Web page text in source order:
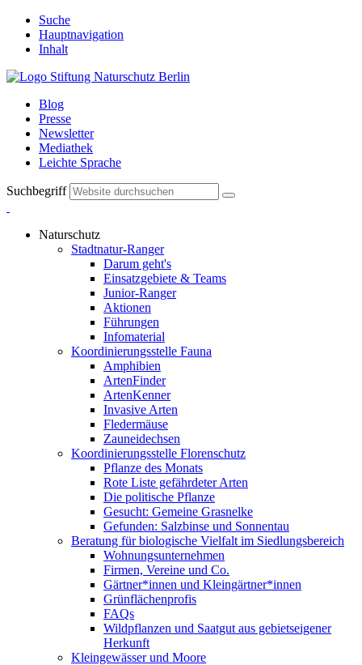
Suche
Hauptnavigation
Inhalt
Blog
Presse
Newsletter
Mediathek
Leichte Sprache
Suchbegriff
Naturschutz
Stadtnatur-Ranger
Darum geht's
Einsatzgebiete & Teams
Junior-Ranger
Aktionen
Führungen
Infomaterial
Koordinierungsstelle Fauna
Amphibien
ArtenFinder
ArtenKenner
Invasive Arten
Fledermäuse
Zauneidechsen
Koordinierungsstelle Florenschutz
Pflanze des Monats
Rote Liste gefährdeter Arten
Die politische Pflanze
Gesucht: Gemeine Grasnelke
Gefunden: Salzbinse und Sonnentau
Beratung für biologische Vielfalt im Siedlungsbereich
Wohnungsunternehmen
Firmen, Vereine und Co.
Gärtner*innen und Kleingärtner*innen
Grünflächenprofis
FAQs
Wildpflanzen und Saatgut aus gebietseigener
Herkunft
Kleingewässer und Moore